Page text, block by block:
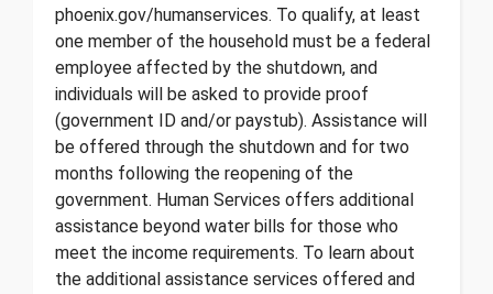
phoenix.gov/humanservices. To qualify, at least
one member of the household must be a federal
employee affected by the shutdown, and
individuals will be asked to provide proof
(government ID and/or paystub). Assistance will
be offered through the shutdown and for two
months following the reopening of the
government. Human Services offers additional
assistance beyond water bills for those who
meet the income requirements. To learn about
the additional assistance services offered and